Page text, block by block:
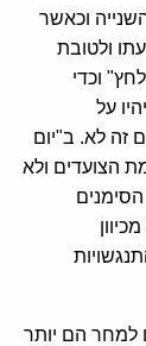
וכאשר
ולטובת
וכדי
על
זה לא. ב"יום
הצועדים ולא
למחר הם יותר